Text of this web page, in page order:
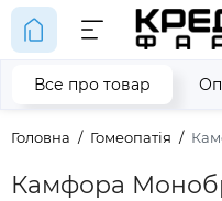
Головна Гомеопатія
Камфора
Все про товар